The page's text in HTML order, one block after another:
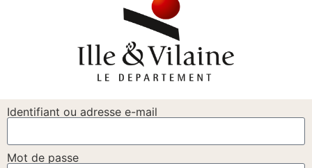
Identifiant ou adresse e-mail
Mot de passe